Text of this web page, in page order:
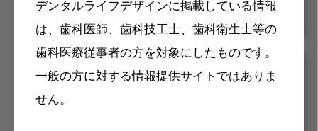
デンタルライフデザインに掲載している情報
は、歯科医師、歯科技工士、歯科衛生士等の
歯科医療従事者の方を対象にしたものです。
一般の方に対する情報提供サイトではありま
せん。
メリット